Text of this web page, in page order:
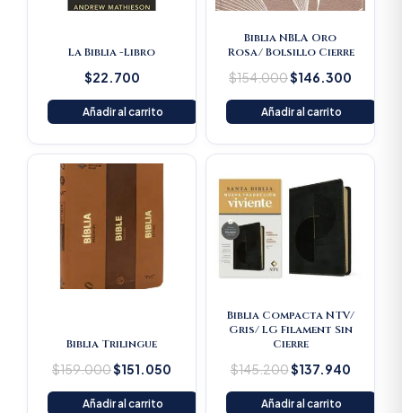
La Biblia -Libro
$22.700
Añadir al carrito
Biblia NBLA Oro
Rosa/ Bolsillo Cierre
$154.000$146.300
Añadir al carrito
Biblia Trilingue
$159.000
Original
$159.000.
$151.050
Current
$151.050.
Añadir al carrito
Biblia Compacta NTV/
Gris/ LG Filament Sin
Cierre
$145.200
was:
$145.200.
$137.940
Current
is:
Añadir al carrito